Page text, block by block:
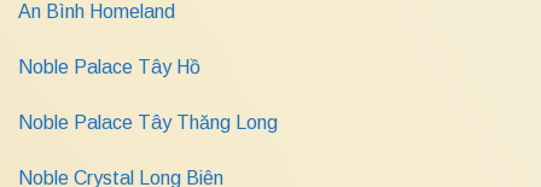
An Bình Homeland
Noble Palace Tây Hồ
Noble Palace Tây Thăng Long
Noble Crystal Long Biên